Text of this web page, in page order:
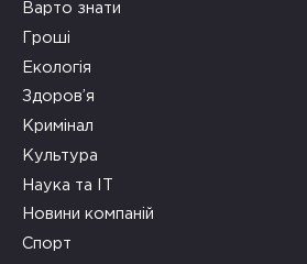
Варто знати
Гроші
Екологія
Здоров’я
Кримінал
Культура
Наука та ІТ
Новини компаній
Спорт